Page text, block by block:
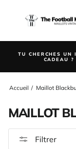
Retrouve tous nos
de
Accueil / Maillot
MAILLOT
Filtrer